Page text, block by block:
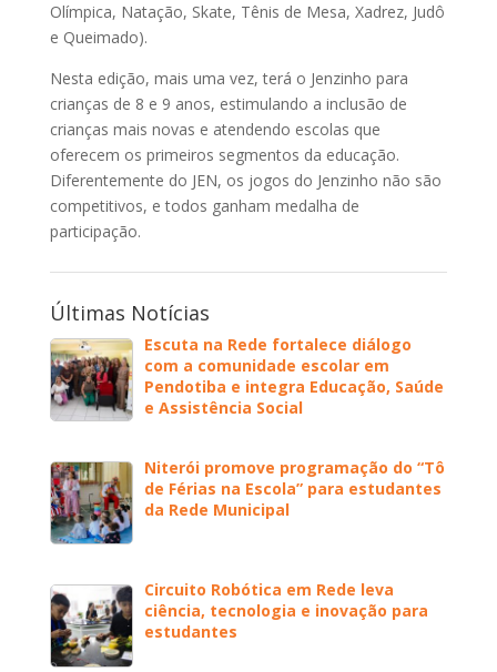
Olímpica, Natação, Skate, Tênis de Mesa, Xadrez, Judô
e Queimado).
Nesta edição, mais uma vez, terá o Jenzinho para
crianças de 8 e 9 anos, estimulando a inclusão de
crianças mais novas e atendendo escolas que
oferecem os primeiros segmentos da educação.
Diferentemente do JEN, os jogos do Jenzinho não são
competitivos, e todos ganham medalha de
participação.
Últimas Notícias
Escuta na Rede fortalece diálogo
com a comunidade escolar em
Pendotiba e integra Educação, Saúde
e Assistência Social
Niterói promove programação do “Tô
de Férias na Escola” para estudantes
da Rede Municipal
Circuito Robótica em Rede leva
ciência, tecnologia e inovação para
estudantes